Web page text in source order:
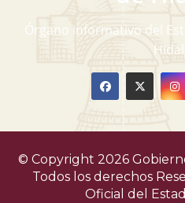
Órgano informativo del
© Copyright 2026
Todos los derechos
Oficial del